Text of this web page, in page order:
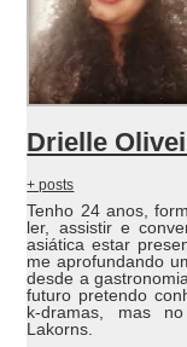
Drielle
+ posts
Tenho 24 anos,
ler, assistir e
asiática estar
me aprofundando
desde a
futuro pretendo
k-dramas, mas
Lakorns.